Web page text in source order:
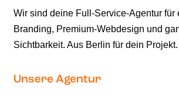
Wir sind deine Full-Service-Agentur für
Branding, Premium-Webdesign und
Sichtbarkeit. Aus Berlin für dein Projekt.
Unsere Agentur